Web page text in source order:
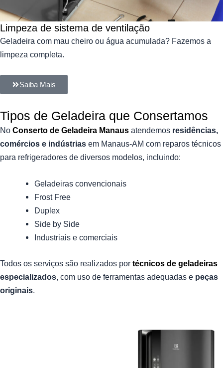
Limpeza de sistema de ventilação
Geladeira com mau cheiro ou água acumulada? Fazemos a
limpeza completa.
Saiba Mais
Tipos de Geladeira que Consertamos
No Conserto de Geladeira Manaus atendemos residências,
comércios e indústrias em Manaus-AM com reparos técnicos
para refrigeradores de diversos modelos, incluindo:
Geladeiras convencionais
Frost Free
Duplex
Side by Side
Industriais e comerciais
Todos os serviços são realizados por técnicos de geladeiras
especializados , com uso de ferramentas adequadas e peças
originais